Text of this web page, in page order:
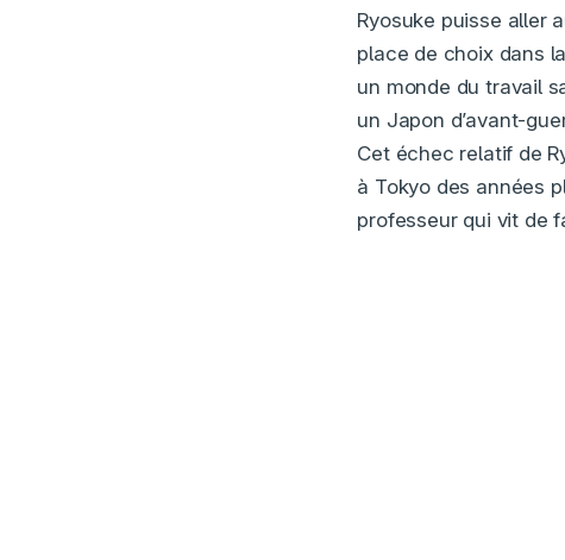
Ryosuke puisse aller
place de choix dans
un monde du travail
un Japon d’avant-
Cet échec relatif de
à Tokyo des années
professeur qui vit de